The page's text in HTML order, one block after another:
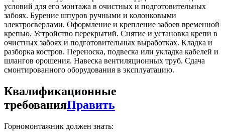
условий для его монтажа в очистных и подготовительных
забоях. Бурение шпуров ручными и колонковыми
электросверлами. Оформление и крепление забоев временной
крепью. Устройство перекрытий. Снятие и установка крепи в
очистных забоях и подготовительных выработках. Кладка и
разборка костров. Переноска, подвеска или укладка кабелей и
шлангов орошения. Навеска вентиляционных труб. Сдача
смонтированного оборудования в эксплуатацию.
Квалификационные
требованияПравить
Горномонтажник должен знать: